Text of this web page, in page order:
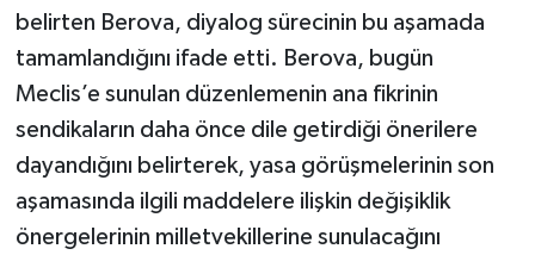
belirten Berova, diyalog sürecinin bu aşamada
tamamlandığını ifade etti. Berova, bugün
Meclis’e sunulan düzenlemenin ana fikrinin
sendikaların daha önce dile getirdiği önerilere
dayandığını belirterek, yasa görüşmelerinin son
aşamasında ilgili maddelere ilişkin değişiklik
önergelerinin milletvekillerine sunulacağını